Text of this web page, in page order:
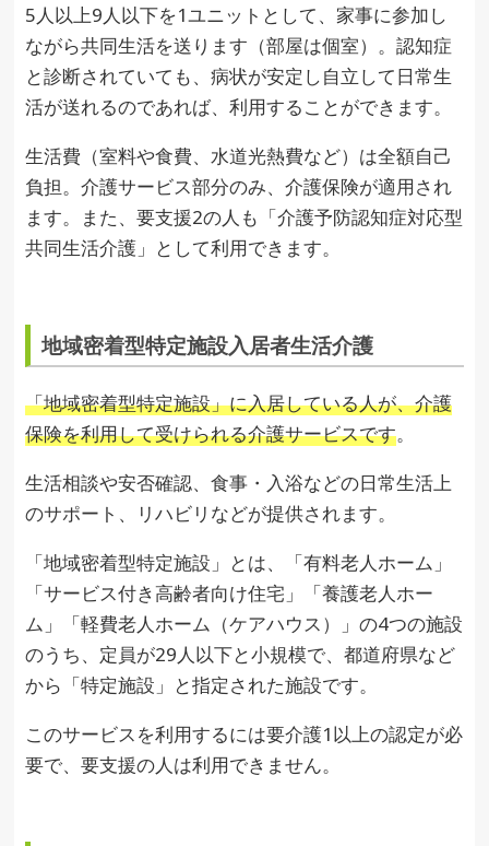
5人以上9人以下を1ユニットとして、家事に参加し
ながら共同生活を送ります（部屋は個室）。認知症
と診断されていても、病状が安定し自立して日常生
活が送れるのであれば、利用することができます。
生活費（室料や食費、水道光熱費など）は全額自己
負担。介護サービス部分のみ、介護保険が適用され
ます。また、要支援2の人も「介護予防認知症対応型
共同生活介護」として利用できます。
地域密着型特定施設入居者生活介護
「地域密着型特定施設」に入居している人が、介護
保険を利用して受けられる介護サービスです。
生活相談や安否確認、食事・入浴などの日常生活上
のサポート、リハビリなどが提供されます。
「地域密着型特定施設」とは、「有料老人ホーム」
「サービス付き高齢者向け住宅」「養護老人ホー
ム」「軽費老人ホーム（ケアハウス）」の4つの施設
のうち、定員が29人以下と小規模で、都道府県など
から「特定施設」と指定された施設です。
このサービスを利用するには要介護1以上の認定が必
要で、要支援の人は利用できません。